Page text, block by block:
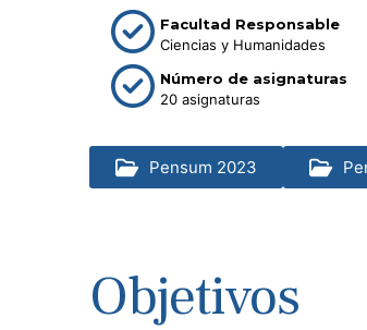
Facultad Responsable
Ciencias y Humanidades
Número de asignaturas
20 asignaturas
Pensum 2023
Objetivos